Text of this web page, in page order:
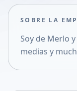
Compartir en X
SOBRE LA
Soy de Merlo
medias y